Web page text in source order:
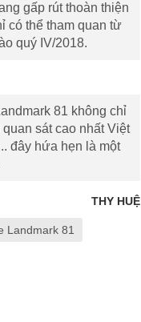
gấp rút thoàn thiện
có thể tham quan từ
quý IV/2018.
81 không chỉ
sát cao nhất Việt
đây hứa hẹn là một
THY HUỆ
Landmark 81